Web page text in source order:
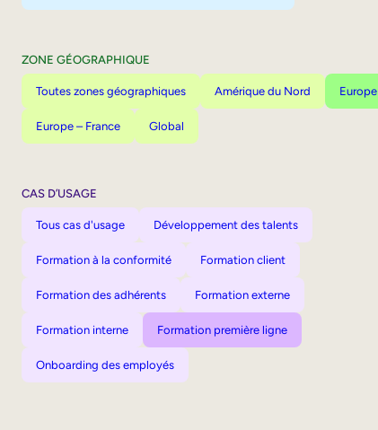
ZONE GÉOGRAPHIQUE
Toutes zones géographiques Amérique du Nord Europe
Europe – France Global
CAS D’USAGE
Tous cas d'usage Développement des talents
Formation à la conformité Formation client
Formation des adhérents Formation externe
Formation interne Formation première ligne
Onboarding des employés